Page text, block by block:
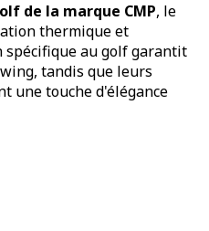
de la marque CMP, le
thermique et
spécifique au golf garantit
tandis que leurs
une touche d'élégance